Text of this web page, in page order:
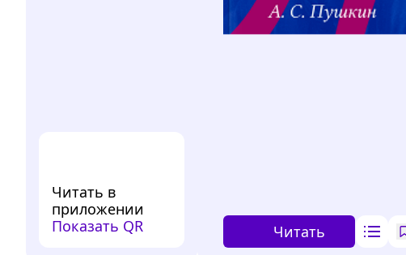
Читать в
приложении
Показать QR
Читать